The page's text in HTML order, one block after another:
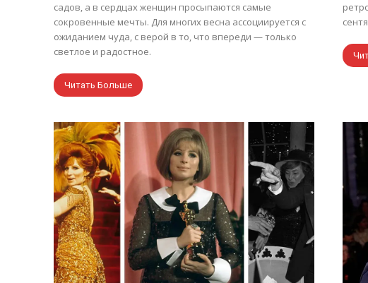
садов, а в сердцах женщин просыпаются самые
сокровенные мечты. Для многих весна ассоциируется с
ожиданием чуда, с верой в то, что впереди — только
светлое и радостное.
Читать Больше